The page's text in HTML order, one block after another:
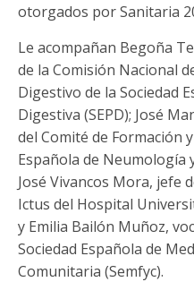
otorgados por Sanitaria
Le acompañan Begoña
de la Comisión Nacional
Digestivo de la Sociedad
Digestiva (SEPD); José
del Comité de Formación
Española de Neumología
José Vivancos Mora, jefe
Ictus del Hospital
y Emilia Bailón Muñoz,
Sociedad Española de
Comunitaria (Semfyc).